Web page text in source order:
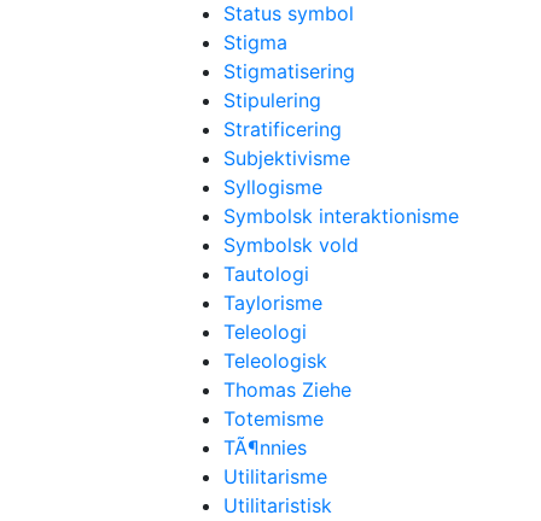
Status symbol
Stigma
Stigmatisering
Stipulering
Stratificering
Subjektivisme
Syllogisme
Symbolsk interaktionisme
Symbolsk vold
Tautologi
Taylorisme
Teleologi
Teleologisk
Thomas Ziehe
Totemisme
TÃ¶nnies
Utilitarisme
Utilitaristisk